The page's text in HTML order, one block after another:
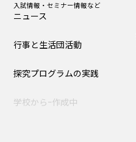
学校からｰ作成中
入試情報・セミナー情報など
ニュース
行事と生活団活動
探究プログラムの実践
学校からｰ作成中